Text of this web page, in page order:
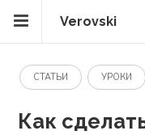
Verovski
СТАТЬИ УРОКИ
Как